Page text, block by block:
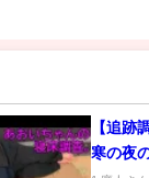
【追跡
寒の夜